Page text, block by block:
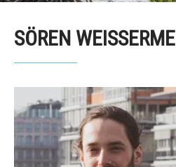
SÖREN WEISSERMEL